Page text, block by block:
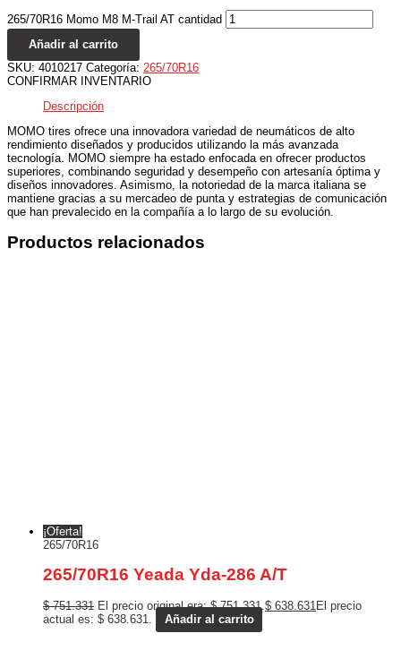
265/70R16 Momo M8 M-Trail AT cantidad
Añadir al carrito
SKU: 4010217 Categoría: 265/70R16
CONFIRMAR INVENTARIO
Descripción
MOMO tires ofrece una innovadora variedad de neumáticos de alto
rendimiento diseñados y producidos utilizando la más avanzada
tecnología. MOMO siempre ha estado enfocada en ofrecer productos
superiores, combinando seguridad y desempeño con artesanía óptima y
diseños innovadores. Asimismo, la notoriedad de la marca italiana se
mantiene gracias a su mercadeo de punta y estrategias de comunicación
que han prevalecido en la compañía a lo largo de su evolución.
Productos relacionados
¡Oferta!
265/70R16
265/70R16 Yeada Yda-286 A/T
$751.331 El precio original era: $ 751.331.$ 638.631El precio
actual es: $ 638.631.
Añadir al carrito